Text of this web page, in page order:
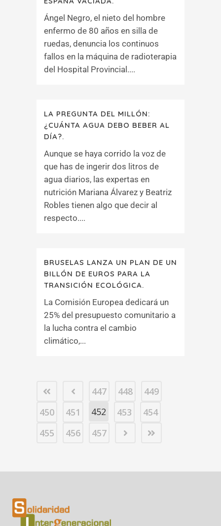
Ángel Negro, el nieto del hombre
enfermo de 80 años en silla de
ruedas, denuncia los continuos
fallos en la máquina de radioterapia
del Hospital Provincial....
LA PREGUNTA DEL MILLÓN:
¿CUÁNTA AGUA DEBO BEBER AL
DÍA?.
Aunque se haya corrido la voz de
que has de ingerir dos litros de
agua diarios, las expertas en
nutrición Mariana Álvarez y Beatriz
Robles tienen algo que decir al
respecto....
BRUSELAS LANZA UN PLAN DE UN
BILLÓN DE EUROS PARA LA
TRANSICIÓN ECOLÓGICA.
La Comisión Europea dedicará un
25% del presupuesto comunitario a
la lucha contra el cambio
climático,...
447 448
449
450
451 452 453
454
455
456 457